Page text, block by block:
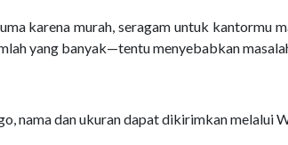
karena murah, seragam untuk kantormu
yang banyak—tentu menyebabkan
nama dan ukuran dapat dikirimkan melalui